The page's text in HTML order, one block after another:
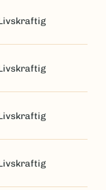
livskraftig
livskraftig
livskraftig
livskraftig